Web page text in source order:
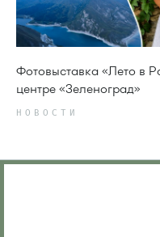
Фотовыставка «Лето в
центре «Зеленоград»
НОВОСТИ